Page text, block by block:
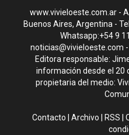
www.vivieloeste.com.ar -
Buenos Aires, Argentina -
Whatsapp:+54 9
noticias@vivieloeste.com
Editora responsable:
información desde el 20
propietaria del medio:
Contacto |Archivo RSS |